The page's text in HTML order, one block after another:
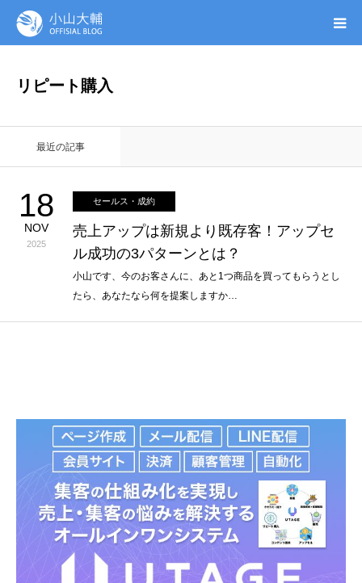
リピート購入
最近の記事
18
NOV
2025
セールス・成約
売上アップは新規より既存客！アップセ
ル成功の3パターンとは？
小山です、今のお客さんに、あと1つ商品を買ってもらうとし
たら、あなたなら何を提案しますか…
無料ガイドブック
オンシク本
プロフィール